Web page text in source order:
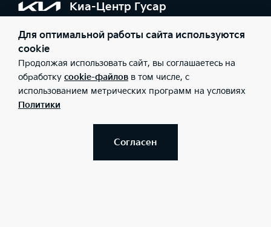
Киа-Центр Гусар
Модели
Авто в наличии
Для оптимальной работы сайта используются
cookie
Продолжая использовать сайт, вы соглашаетесь на
обработку cookie-файлов в том числе, с
использованием метрических программ на условиях
Политики
Согласен